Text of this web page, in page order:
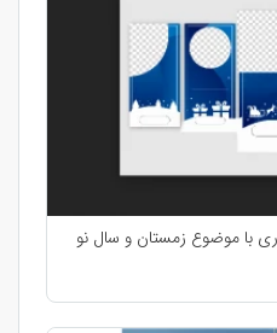
با موضوع زمستان و سال نو